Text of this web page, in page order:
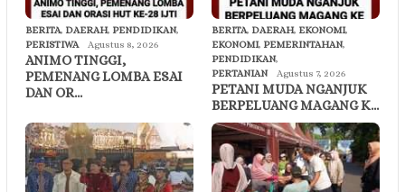
BERITA, DAERAH, PENDIDIKAN,
PERISTIWA
Agustus 8, 2026
ANIMO TINGGI,
PEMENANG LOMBA ESAI
DAN OR…
BERITA, DAERAH, EKONOMI,
EKONOMI, PEMERINTAHAN,
PENDIDIKAN,
PERTANIAN
Agustus 7, 2026
PETANI MUDA NGANJUK
BERPELUANG MAGANG K…